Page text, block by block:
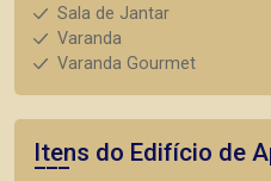
Sala de Jantar
Varanda
Varanda Gourmet
Itens do Edifício de